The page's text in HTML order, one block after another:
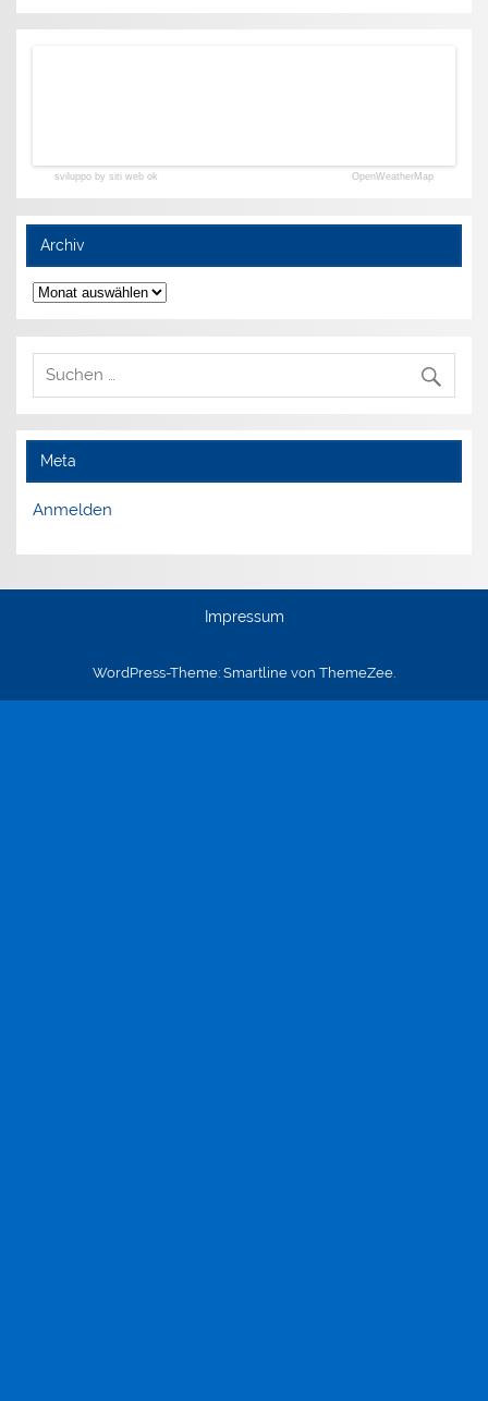
sviluppo by siti web ok OpenWeatherMap
Archiv
Archiv
Meta
Anmelden
Impressum
WordPress-Theme: Smartline von ThemeZee.